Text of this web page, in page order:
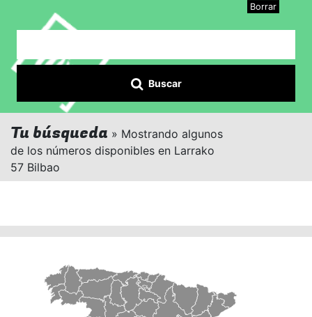
Borrar
Buscar
Tu búsqueda » Mostrando algunos
de los números disponibles en Larrako
57 Bilbao